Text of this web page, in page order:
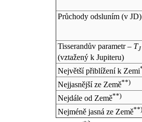
Průchody odsluním (v JD)
Tisserandův parametr – TJ
(vztažený k Jupiteru)
Největší přiblížení k Zemi
Nejjasnější ze Země**)
Nejdále od Země**)
Nejméně jasná ze Země**)